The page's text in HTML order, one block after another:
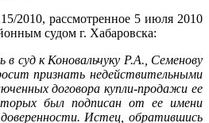
2010, рассмотренное 5 июля 2010
судом г. Хабаровска:
суд к Коновальчуку Р.А., Семенову
признать недействительными
договора купли-продажи ее
был подписан от ее имени
Истец, обратившись